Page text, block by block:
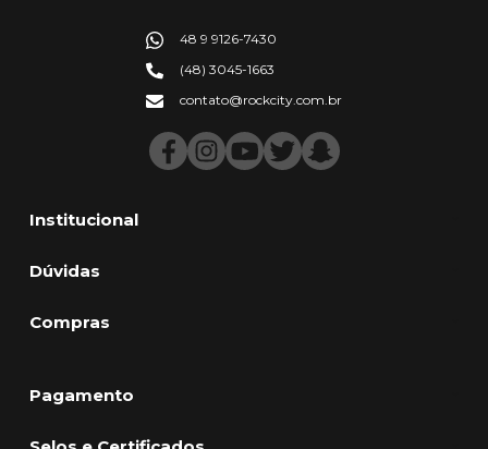
Institucional
Dúvidas
Compras
48 9 9126-7430
(48) 3045-1663
contato@rockcity.com.br
Pagamento